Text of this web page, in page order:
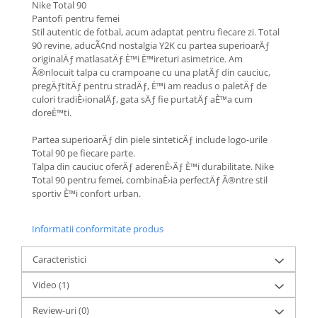
Nike Total 90
Pantofi pentru femei
Stil autentic de fotbal, acum adaptat pentru fiecare zi. Total
90 revine, aducÃ¢nd nostalgia Y2K cu partea superioarÄƒ
originalÄƒ matlasatÄƒ È™i È™ireturi asimetrice. Am
Ã®nlocuit talpa cu crampoane cu una platÄƒ din cauciuc,
pregÄƒtitÄƒ pentru stradÄƒ, È™i am readus o paletÄƒ de
culori tradiÈ›ionalÄƒ, gata sÄƒ fie purtatÄƒ aÈ™a cum
doreÈ™ti.
Partea superioarÄƒ din piele sinteticÄƒ include logo-urile
Total 90 pe fiecare parte.
Talpa din cauciuc oferÄƒ aderenÈ›Äƒ È™i durabilitate. Nike
Total 90 pentru femei, combinaÈ›ia perfectÄƒ Ã®ntre stil
sportiv È™i confort urban.
Informatii conformitate produs
Caracteristici
Video (1)
Review-uri(0)